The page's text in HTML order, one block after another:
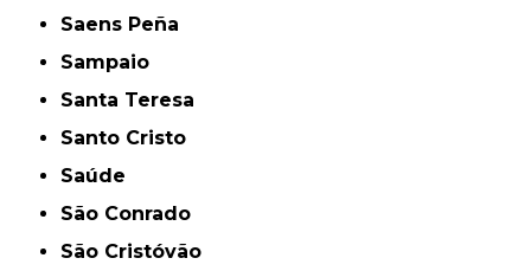
Saens Peña
Sampaio
Santa Teresa
Santo Cristo
Saúde
São Conrado
São Cristóvão